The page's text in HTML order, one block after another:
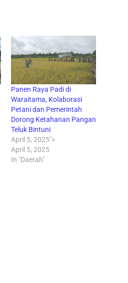
Panen Raya Padi di
Waraitama, Kolaborasi
Petani dan Pemerintah
Dorong Ketahanan Pangan
Teluk Bintuni
April 5, 2025">
April 5, 2025
In "Daerah"